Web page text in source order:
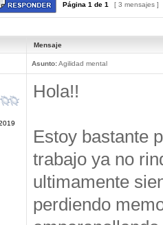
Página 1 de 1 [ 3 mensajes ]
Mensaje
Asunto:Agilidad mental
Hola!!
Estoy bastante
trabajo ya no
ultimamente
perdiendo